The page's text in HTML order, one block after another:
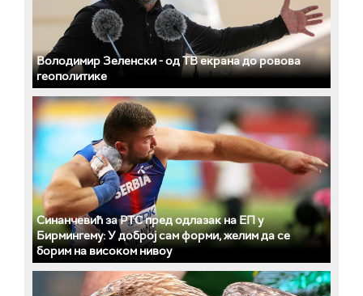
Володимир Зеленски - од ТВ екрана до ровова
геополитике
Синанчевић за РТС пред одлазак на ЕП у
Бирмингему: У доброј сам форми, желим да се
борим на високом нивоу